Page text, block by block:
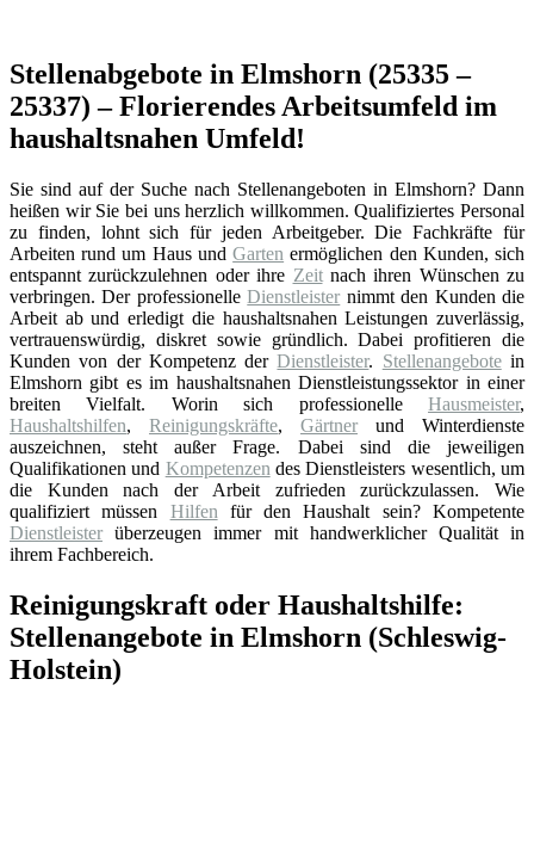
Stellenabgebote in Elmshorn (25335 –
25337) – Florierendes Arbeitsumfeld im
haushaltsnahen Umfeld!
Sie sind auf der Suche nach Stellenangeboten in Elmshorn? Dann
heißen wir Sie bei uns herzlich willkommen. Qualifiziertes Personal
zu finden, lohnt sich für jeden Arbeitgeber. Die Fachkräfte für
Arbeiten rund um Haus undGarten ermöglichen den Kunden, sich
entspannt zurückzulehnen oder ihre Zeitnach ihren Wünschen zu
verbringen. Der professionelleDienstleister nimmt den Kunden die
Arbeit ab und erledigt die haushaltsnahen Leistungen zuverlässig,
vertrauenswürdig, diskret sowie gründlich. Dabei profitieren die
Kunden von der Kompetenz derDienstleister. Stellenangebotein
Elmshorn gibt es im haushaltsnahen Dienstleistungssektor in einer
breiten Vielfalt. Worin sich professionelle Hausmeister,
Haushaltshilfen, Reinigungskräfte, Gärtner und Winterdienste
auszeichnen, steht außer Frage. Dabei sind die jeweiligen
Qualifikationen und Kompetenzen des Dienstleisters wesentlich, um
die Kunden nach der Arbeit zufrieden zurückzulassen. Wie
qualifiziert müssen Hilfen für den Haushalt sein? Kompetente
Dienstleister überzeugen immer mit handwerklicher Qualität in
ihrem Fachbereich.
Reinigungskraft oder Haushaltshilfe:
Stellenangebote in Elmshorn (Schleswig-
Holstein)